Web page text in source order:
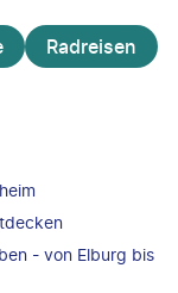
Radreisen
- von Elburg bis